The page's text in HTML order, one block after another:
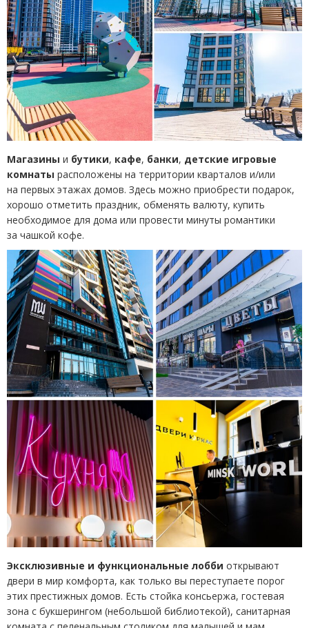
Магазины и бутики, кафе, банки, детские игровые
комнаты расположены на территории кварталов и/или
на первых этажах домов. Здесь можно приобрести подарок,
хорошо отметить праздник, обменять валюту, купить
необходимое для дома или провести минуты романтики
за чашкой кофе.
Эксклюзивные и функциональные лобби открывают
двери в мир комфорта, как только вы переступаете порог
этих престижных домов. Есть стойка консьержа, гостевая
зона с букшерингом (небольшой библиотекой), санитарная